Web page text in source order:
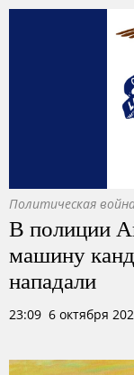
Политическая
В полиции
машину
нападали
23:09 6 октября